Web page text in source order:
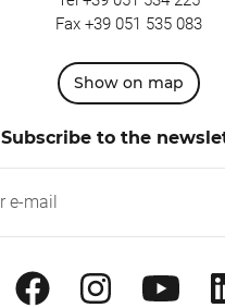
Fax +39 051 535 083
Show on map
Subscribe to the